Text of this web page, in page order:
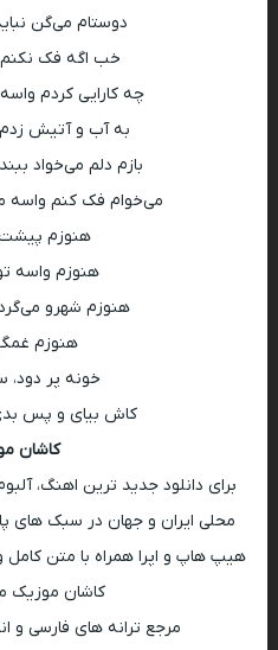
دوستام می‌گن
خب اگه فک نکنم
چه کارایی کردم
به آب و آتیش زدم
بازم دلم می‌خواد
می‌خوام فک کنم واسه
هنوزم پیشت
هنوزم واسه
هنوزم شهرو
هنوزم
خونه پر دود،
کاش بیای و پس بدی
کاشان
برای دانلود جدید ترین اهنگ،
محلی ایران و جهان در سبک های
کاشان موزیک
مرجع ترانه های فارسی و